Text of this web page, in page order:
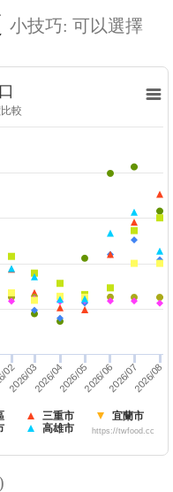
小技巧: 可以選擇
較
三重市
宜蘭市
高雄市
02
2026/032026/042026/052026/062026/072026/08
https://twfood.cc